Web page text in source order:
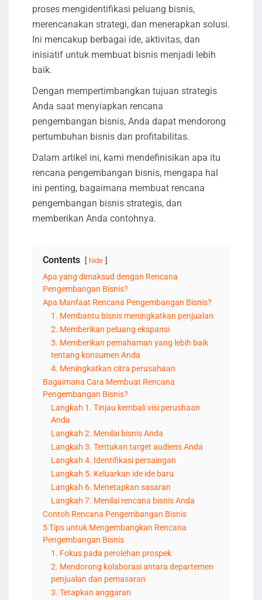
proses mengidentifikasi peluang bisnis,
merencanakan strategi, dan menerapkan solusi.
Ini mencakup berbagai ide, aktivitas, dan
inisiatif untuk membuat bisnis menjadi lebih
baik.
Dengan mempertimbangkan tujuan strategis
Anda saat menyiapkan rencana
pengembangan bisnis, Anda dapat mendorong
pertumbuhan bisnis dan profitabilitas.
Dalam artikel ini, kami mendefinisikan apa itu
rencana pengembangan bisnis, mengapa hal
ini penting, bagaimana membuat rencana
pengembangan bisnis strategis, dan
memberikan Anda contohnya.
Contents hide
Apa yang dimaksud dengan Rencana
Pengembangan Bisnis?
Apa Manfaat Rencana Pengembangan Bisnis?
1. Membantu bisnis meningkatkan penjualan
2. Memberikan peluang ekspansi
3. Memberikan pemahaman yang lebih baik
tentang konsumen Anda
4. Meningkatkan citra perusahaan
Bagaimana Cara Membuat Rencana
Pengembangan Bisnis?
Langkah 1. Tinjau kembali visi perushaan
Anda
Langkah 2. Menilai bisnis Anda
Langkah 3. Tentukan target audiens Anda
Langkah 4. Identifikasi persaingan
Langkah 5. Keluarkan ide ide baru
Langkah 6. Menetapkan sasaran
Langkah 7. Menilai rencana bisnis Anda
Contoh Rencana Pengembangan Bisnis
5 Tips untuk Mengembangkan Rencana
Pengembangan Bisnis
1. Fokus pada perolehan prospek
2. Mendorong kolaborasi antara departemen
penjualan dan pemasaran
3. Tetapkan anggaran